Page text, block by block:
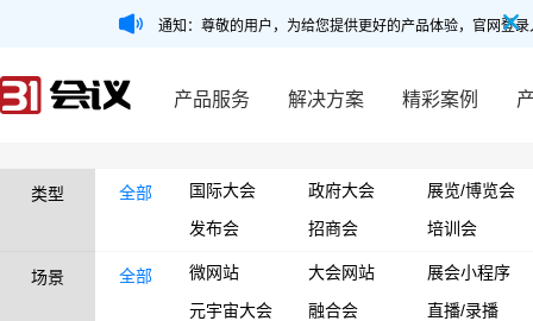
通知：尊敬的用户，为给您提供更好的产品体验，官网登
产品服务 解决方案 精彩案例
类型 全部 国际大会 政府大会
展览/博览会
发布会
招商会 培训会
场景 全部 微网站 大会网站
展会小程序
元宇宙大会
融合会
直播/录播